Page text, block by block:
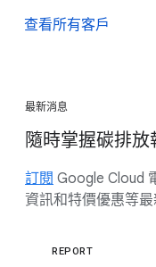
查看所有客戶
最新消息
隨時掌握碳排
訂閱 Google Cloud
資訊和特價優惠等最
REPORT